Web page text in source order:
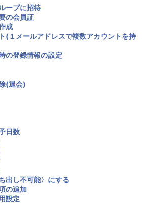
ープに招待
の会員証
成
(１メールアドレスで複数アカウントを持
の登録情報の設定
(退会)
日数
出し不可能〉にする
の追加
設定